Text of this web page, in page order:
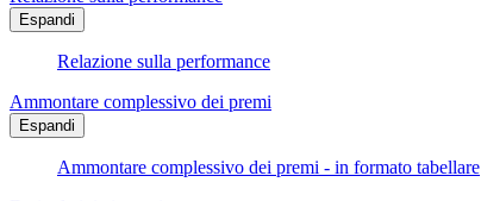
Espandi
Relazione sulla performance
Ammontare complessivo dei premi
Espandi
Ammontare complessivo dei premi - in formato tabellare